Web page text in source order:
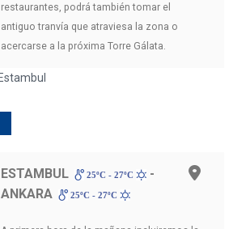
restaurantes, podrá también tomar el
antiguo tranvía que atraviesa la zona o
acercarse a la próxima Torre Gálata.
ESTAMBUL 25ºC - 27ºC
-
ANKARA
25ºC - 27ºC